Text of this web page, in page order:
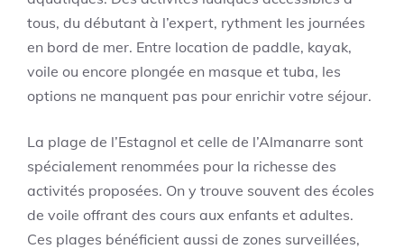
tous, du débutant à l’expert, rythment les journées
en bord de mer. Entre location de paddle, kayak,
voile ou encore plongée en masque et tuba, les
options ne manquent pas pour enrichir votre séjour.
La plage de l’Estagnol et celle de l’Almanarre sont
spécialement renommées pour la richesse des
activités proposées. On y trouve souvent des écoles
de voile offrant des cours aux enfants et adultes.
Ces plages bénéficient aussi de zones surveillées,